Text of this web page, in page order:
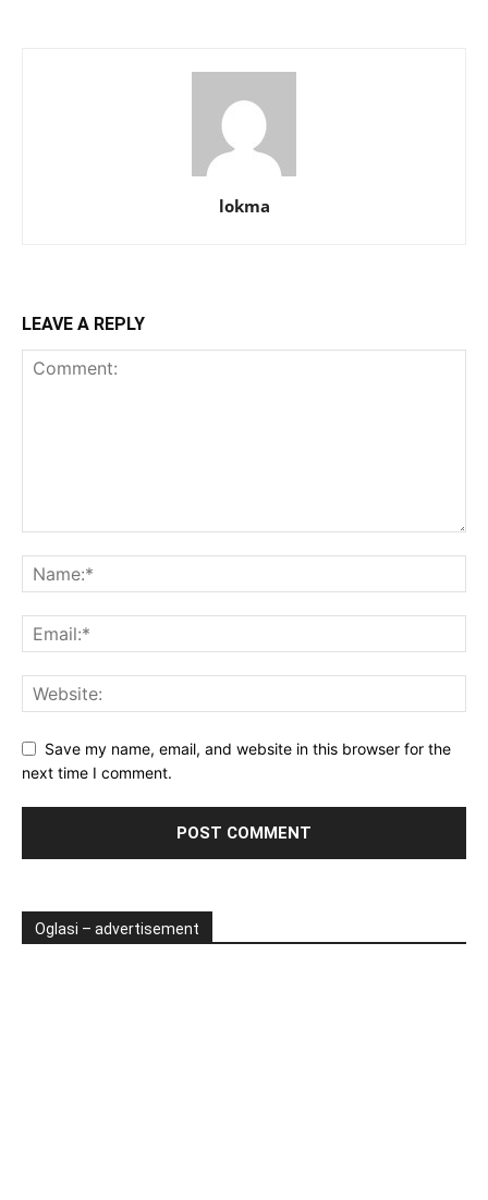
lokma
LEAVE A REPLY
Save my name, email, and website in this browser for the
next time I comment.
Oglasi – advertisement